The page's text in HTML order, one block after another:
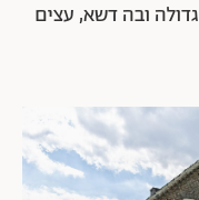
ובה דשא, עצים